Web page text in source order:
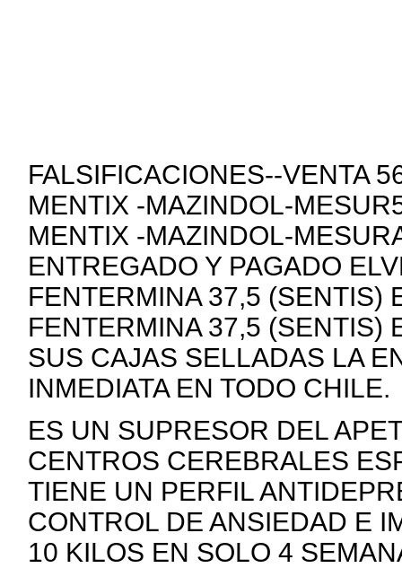
FALSIFICACIONES--VENTA
MENTIX -MAZINDOL-
MENTIX -MAZINDOL-
ENTREGADO Y PAGADO
FENTERMINA 37,5 (SENTIS)
FENTERMINA 37,5 (SENTIS)
SUS CAJAS SELLADAS LA
INMEDIATA EN TODO CHILE.
ES UN SUPRESOR DEL
CENTROS CEREBRALES
TIENE UN PERFIL
CONTROL DE ANSIEDAD E
10 KILOS EN SOLO 4